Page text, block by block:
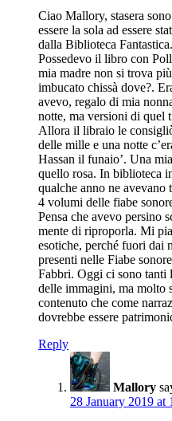
Ciao Mallory, stasera
essere la sola ad essere
dalla Biblioteca
Possedevo il libro con
mia madre non si trova
imbucato chissà dove?.
avevo, regalo di mia
notte, ma versioni di quel
Allora il libraio le
delle mille e una notte
Hassan il funaio’. Una
quello rosa. In biblioteca
qualche anno ne avevano
4 volumi delle fiabe
Pensa che avevo persino
mente di riproporla. Mi
esotiche, perché fuori dai
presenti nelle Fiabe
Fabbri. Oggi ci sono tanti
delle immagini, ma molto
contenuto che come
dovrebbe essere
Reply
Mallory
28 January 2019 at